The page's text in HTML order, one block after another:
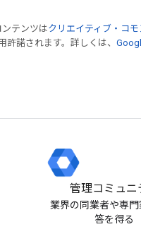
テンツはクリエイティブ・コ
許諾されます。詳しくは、
管理コミュニ
業界の同業者や専門
答を得る